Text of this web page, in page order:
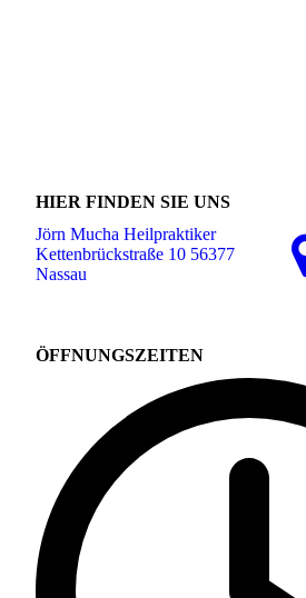
HIER FINDEN SIE UNS
Jörn Mucha Heilpraktiker
Kettenbrückstraße 10 56377
Nassau
ÖFFNUNGSZEITEN